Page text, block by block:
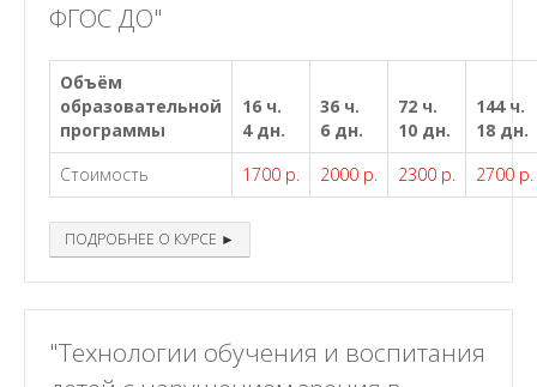
ФГОС ДО"
Объём
образовательной
программы
16 ч.
4 дн.
36 ч.
6 дн.
72 ч.
10 дн.
144 ч.
18 дн.
Стоимость
1700 р. 2000 р. 2300 р. 2700 р.
ПОДРОБНЕЕ О КУРСЕ ►
"Технологии обучения и воспитания